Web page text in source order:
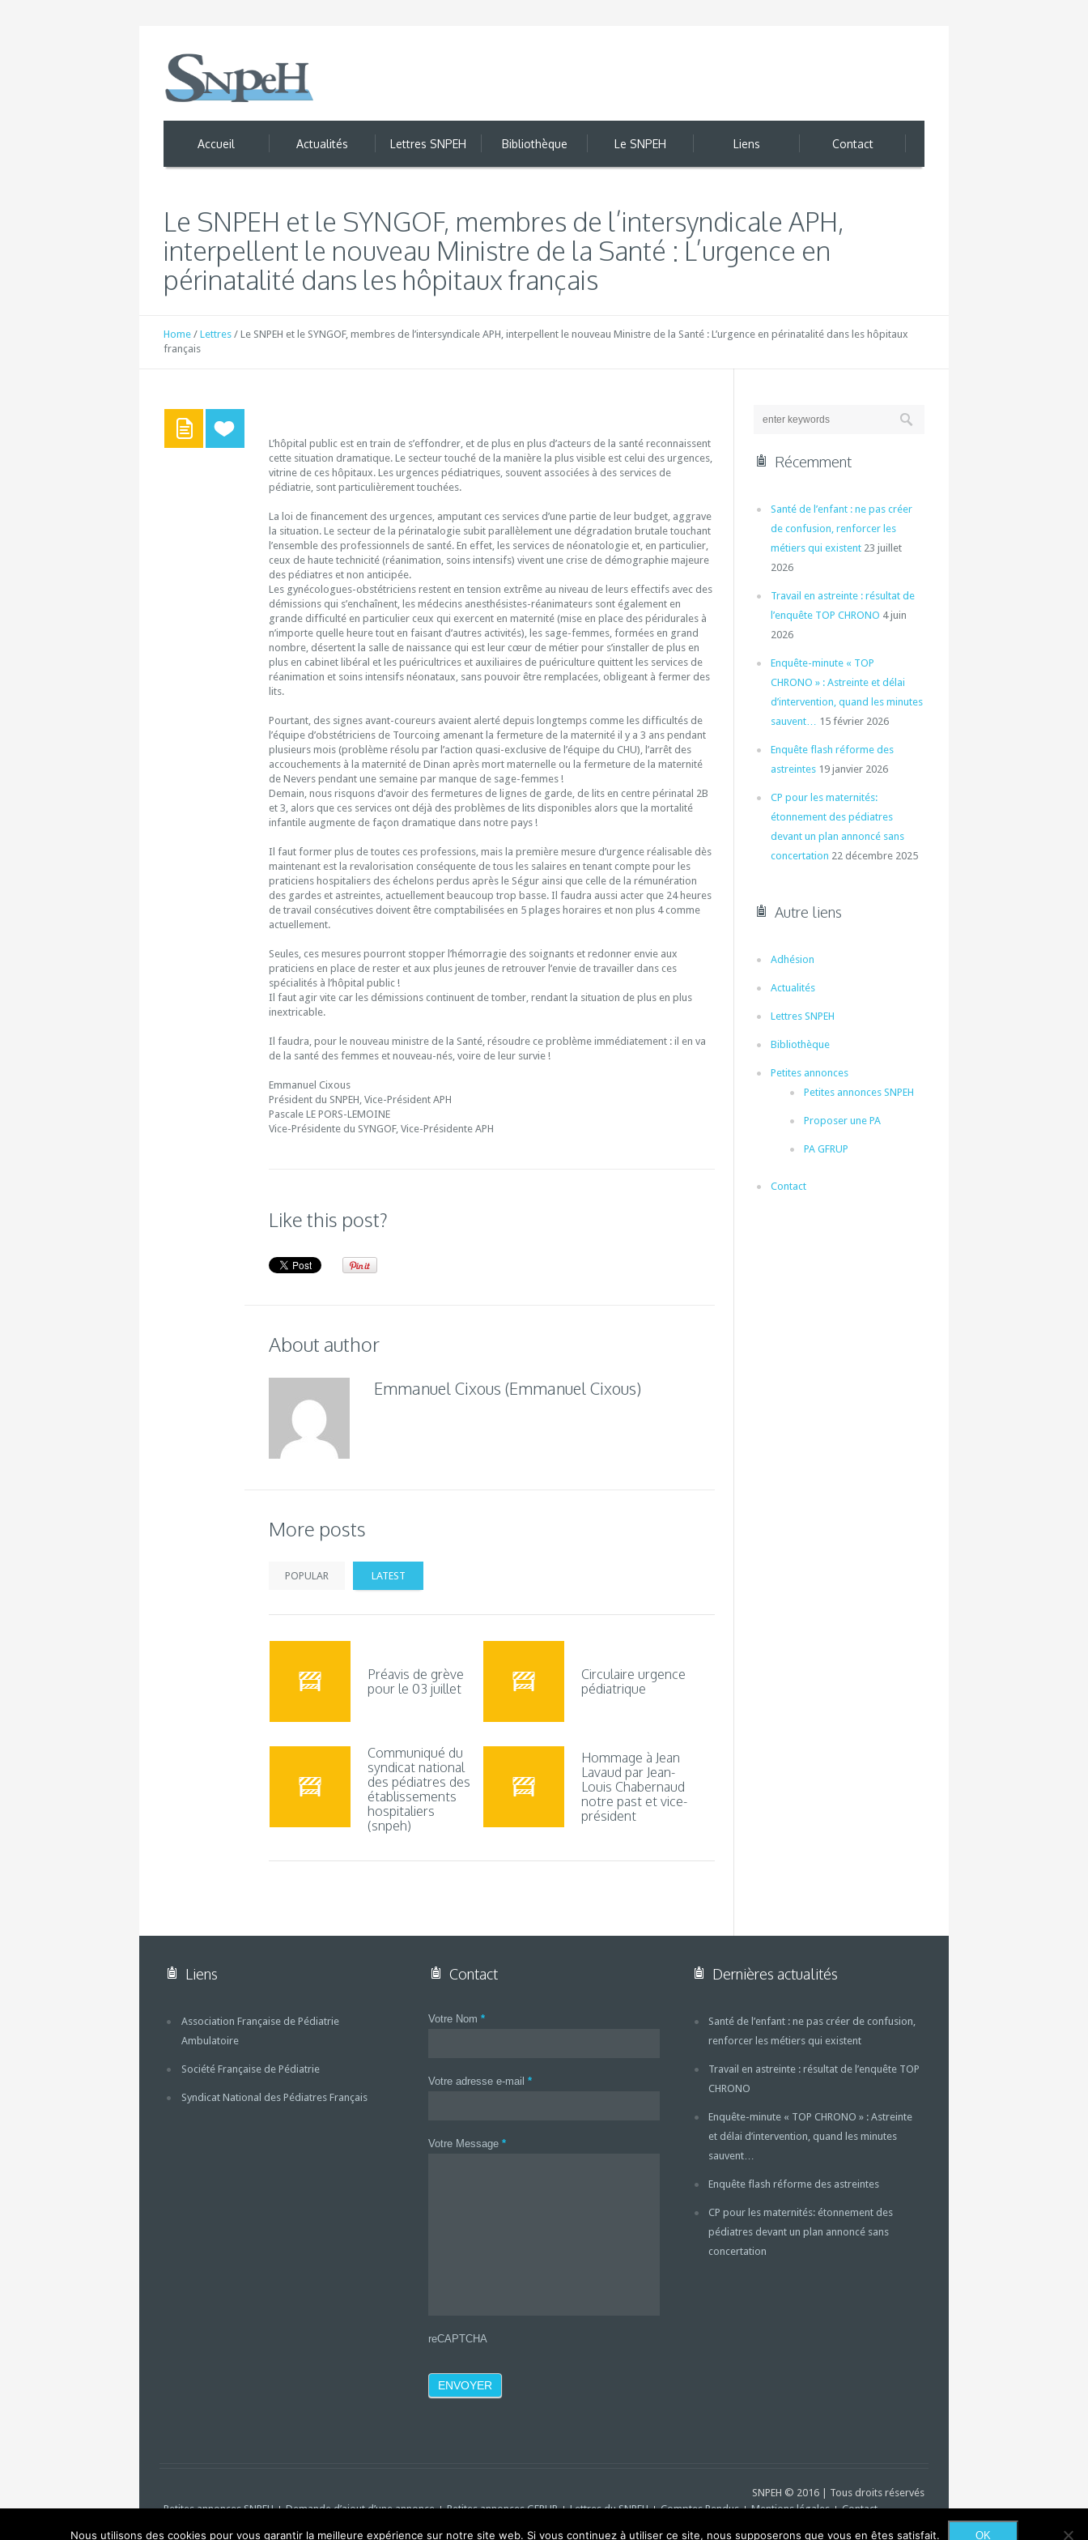
Accueil Actualités Lettres SNPEH Bibliothèque Le SNPEH Liens Contact
Le SNPEH et le SYNGOF, membres de l’intersyndicale APH,
interpellent le nouveau Ministre de la Santé : L’urgence en
périnatalité dans les hôpitaux français
Home / Lettres / Le SNPEH et le SYNGOF, membres de l’intersyndicale APH, interpellent le nouveau Ministre de la Santé : L’urgence en périnatalité dans les hôpitaux
français
L’hôpital public est en train de s’effondrer, et de plus en plus d’acteurs de la santé reconnaissent
cette situation dramatique. Le secteur touché de la manière la plus visible est celui des urgences,
vitrine de ces hôpitaux. Les urgences pédiatriques, souvent associées à des services de
pédiatrie, sont particulièrement touchées.
La loi de financement des urgences, amputant ces services d’une partie de leur budget, aggrave
la situation. Le secteur de la périnatalogie subit parallèlement une dégradation brutale touchant
l’ensemble des professionnels de santé. En effet, les services de néonatologie et, en particulier,
ceux de haute technicité (réanimation, soins intensifs) vivent une crise de démographie majeure
des pédiatres et non anticipée.
Les gynécologues-obstétriciens restent en tension extrême au niveau de leurs effectifs avec des
démissions qui s’enchaînent, les médecins anesthésistes-réanimateurs sont également en
grande difficulté en particulier ceux qui exercent en maternité (mise en place des péridurales à
n’importe quelle heure tout en faisant d’autres activités), les sage-femmes, formées en grand
nombre, désertent la salle de naissance qui est leur cœur de métier pour s’installer de plus en
plus en cabinet libéral et les puéricultrices et auxiliaires de puériculture quittent les services de
réanimation et soins intensifs néonataux, sans pouvoir être remplacées, obligeant à fermer des
lits.
Pourtant, des signes avant-coureurs avaient alerté depuis longtemps comme les difficultés de
l’équipe d’obstétriciens de Tourcoing amenant la fermeture de la maternité il y a 3 ans pendant
plusieurs mois (problème résolu par l’action quasi-exclusive de l’équipe du CHU), l’arrêt des
accouchements à la maternité de Dinan après mort maternelle ou la fermeture de la maternité
de Nevers pendant une semaine par manque de sage-femmes !
Demain, nous risquons d’avoir des fermetures de lignes de garde, de lits en centre périnatal 2B
et 3, alors que ces services ont déjà des problèmes de lits disponibles alors que la mortalité
infantile augmente de façon dramatique dans notre pays !
Il faut former plus de toutes ces professions, mais la première mesure d’urgence réalisable dès
maintenant est la revalorisation conséquente de tous les salaires en tenant compte pour les
praticiens hospitaliers des échelons perdus après le Ségur ainsi que celle de la rémunération
des gardes et astreintes, actuellement beaucoup trop basse. Il faudra aussi acter que 24 heures
de travail consécutives doivent être comptabilisées en 5 plages horaires et non plus 4 comme
actuellement.
Seules, ces mesures pourront stopper l’hémorragie des soignants et redonner envie aux
praticiens en place de rester et aux plus jeunes de retrouver l’envie de travailler dans ces
spécialités à l’hôpital public !
Il faut agir vite car les démissions continuent de tomber, rendant la situation de plus en plus
inextricable.
Il faudra, pour le nouveau ministre de la Santé, résoudre ce problème immédiatement : il en va
de la santé des femmes et nouveau-nés, voire de leur survie !
Emmanuel Cixous
Président du SNPEH, Vice-Président APH
Pascale LE PORS-LEMOINE
Vice-Présidente du SYNGOF, Vice-Présidente APH
Like this post?
About author
Emmanuel Cixous (Emmanuel Cixous)
More posts
POPULAR LATEST
Préavis de grève
pour le 03 juillet
Circulaire urgence
pédiatrique
Communiqué du
syndicat national
des pédiatres des
établissements
hospitaliers
(snpeh)
Hommage à Jean
Lavaud par Jean-
Louis Chabernaud
notre past et vice-
président
Récemment
Santé de l’enfant : ne pas créer
de confusion, renforcer les
métiers qui existent 23 juillet
2026
Travail en astreinte : résultat de
l’enquête TOP CHRONO 4 juin
2026
Enquête-minute « TOP
CHRONO » : Astreinte et délai
d’intervention, quand les minutes
sauvent… 15 février 2026
Enquête flash réforme des
astreintes 19 janvier 2026
CP pour les maternités:
étonnement des pédiatres
devant un plan annoncé sans
concertation 22 décembre 2025
Autre liens
Adhésion
Actualités
Lettres SNPEH
Bibliothèque
Petites annonces
Petites annonces SNPEH
Proposer une PA
PA GFRUP
Contact
Liens
Association Française de Pédiatrie
Ambulatoire
Société Française de Pédiatrie
Syndicat National des Pédiatres Français
Contact
Votre Nom *
Votre adresse e-mail *
Votre Message *
reCAPTCHA
Dernières actualités
Santé de l’enfant : ne pas créer de confusion,
renforcer les métiers qui existent
Travail en astreinte : résultat de l’enquête TOP
CHRONO
Enquête-minute « TOP CHRONO » : Astreinte
et délai d’intervention, quand les minutes
sauvent…
Enquête flash réforme des astreintes
CP pour les maternités: étonnement des
pédiatres devant un plan annoncé sans
concertation
SNPEH © 2016 | Tous droits réservés
Petites annonces SNPEH
Demande d’ajout d’une annonce Petites annonces GFRUP Lettres du SNPEH Comptes Rendus Mentions légales Contact
Nous utilisons des cookies pour vous garantir la meilleure expérience sur notre site web. Si vous continuez à utiliser ce site, nous supposerons que vous en êtes satisfait. OK